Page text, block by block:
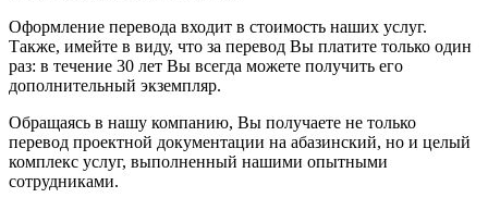
Оформление перевода входит в стоимость наших услуг.
Также, имейте в виду, что за перевод Вы платите только один
раз: в течение 30 лет Вы всегда можете получить его
дополнительный экземпляр.
Обращаясь в нашу компанию, Вы получаете не только
перевод проектной документации на абазинский, но и целый
комплекс услуг, выполненный нашими опытными
сотрудниками.